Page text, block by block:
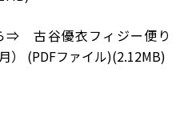
ら⇒古谷優衣フィジー便り
） (PDFファイル)(2.12MB)